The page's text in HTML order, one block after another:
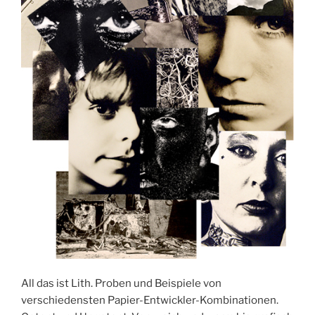
All das ist Lith. Proben und Beispiele von
verschiedensten Papier-Entwickler-Kombinationen.